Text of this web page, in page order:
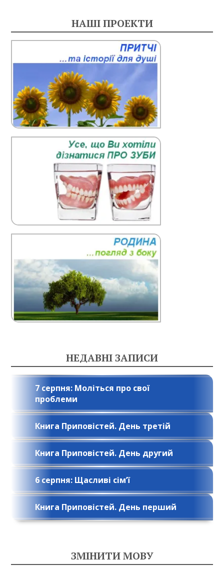
НАШІ ПРОЕКТИ
НЕДАВНІ ЗАПИСИ
7 серпня: Моліться про свої
проблеми
Книга Приповістей. День третій
Книга Приповістей. День другий
6 серпня: Щасливі сім’ї
Книга Приповістей. День перший
ЗМІНИТИ МОВУ